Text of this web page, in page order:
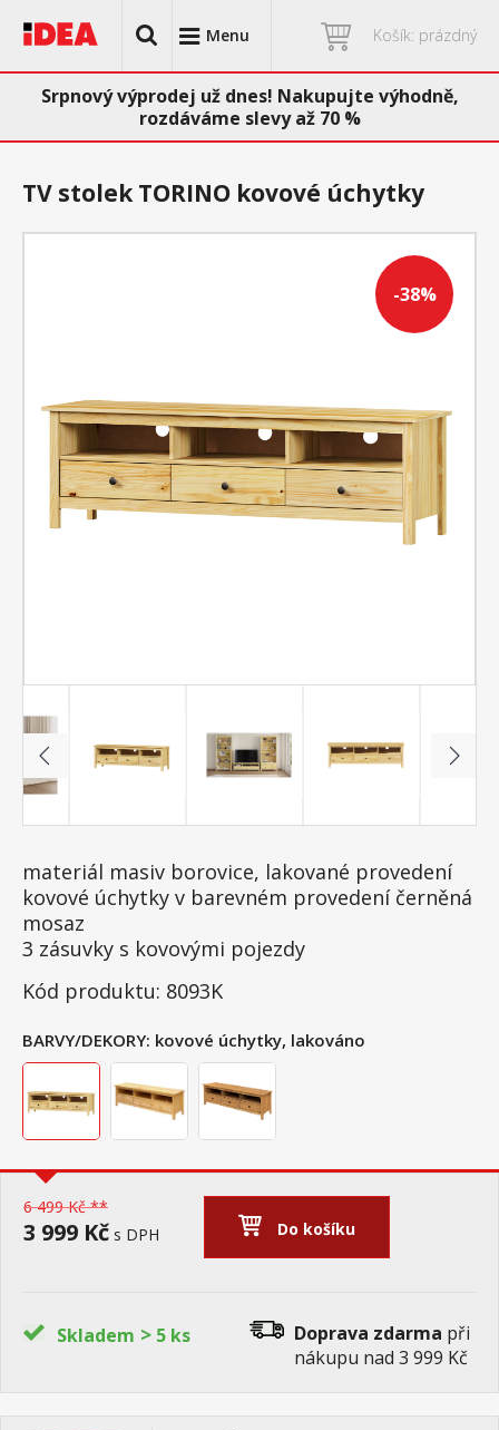
Menu Košík: prázdný
Srpnový výprodej už dnes! Nakupujte výhodně,
rozdáváme slevy až 70 %
-38%
TV stolek TORINO kovové úchytky
materiál masiv borovice, lakované provedení
kovové úchytky v barevném provedení černěná
mosaz
3 zásuvky s kovovými pojezdy
Kód produktu: 8093K
BARVY/DEKORY: kovové úchytky, lakováno
6 499 Kč **
3 999 Kč s DPH Do košíku
Skladem > 5 ks Doprava zdarma při
nákupu nad 3 999 Kč